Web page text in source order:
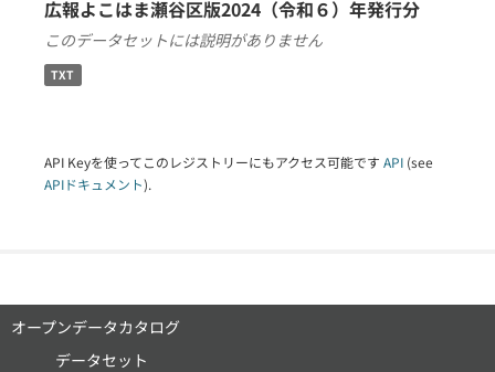
広報よこはま瀬谷区版2024（令和６）年発行分
このデータセットには説明がありません
TXT
API Keyを使ってこのレジストリーにもアクセス可能です API (see
APIドキュメント).
オープンデータカタログ
データセット